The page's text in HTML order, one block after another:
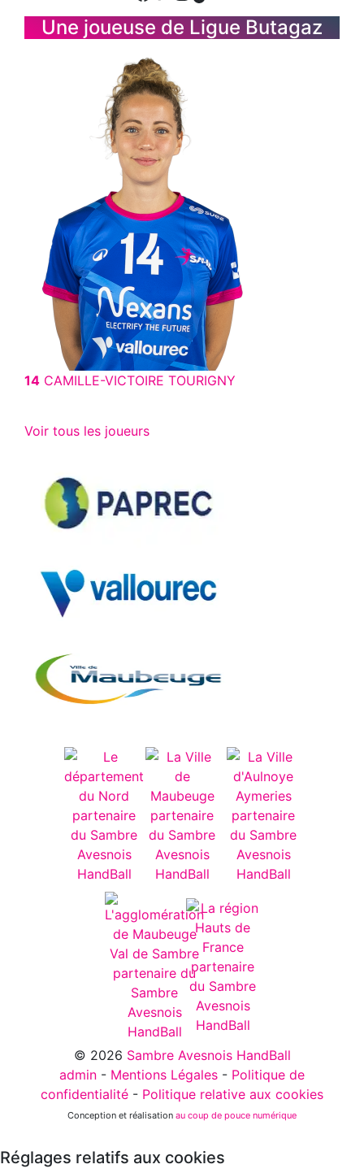
Une joueuse de Ligue Butagaz
14 CAMILLE-VICTOIRE TOURIGNY
Voir tous les joueurs
© 2026 Sambre Avesnois HandBall
admin - Mentions Légales - Politique de
confidentialité - Politique relative aux cookies
Conception et réalisation au coup de pouce numérique
Réglages relatifs aux cookies